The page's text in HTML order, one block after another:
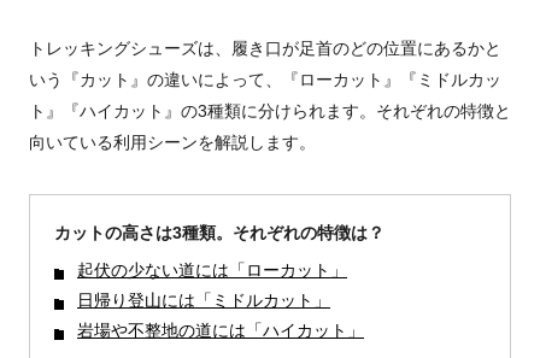
トレッキングシューズは、履き口が足首のどの位置にあるかと
いう『カット』の違いによって、『ローカット』『ミドルカッ
ト』『ハイカット』の3種類に分けられます。それぞれの特徴と
向いている利用シーンを解説します。
カットの高さは3種類。それぞれの特徴は？
起伏の少ない道には「ローカット」
日帰り登山には「ミドルカット」
岩場や不整地の道には「ハイカット」